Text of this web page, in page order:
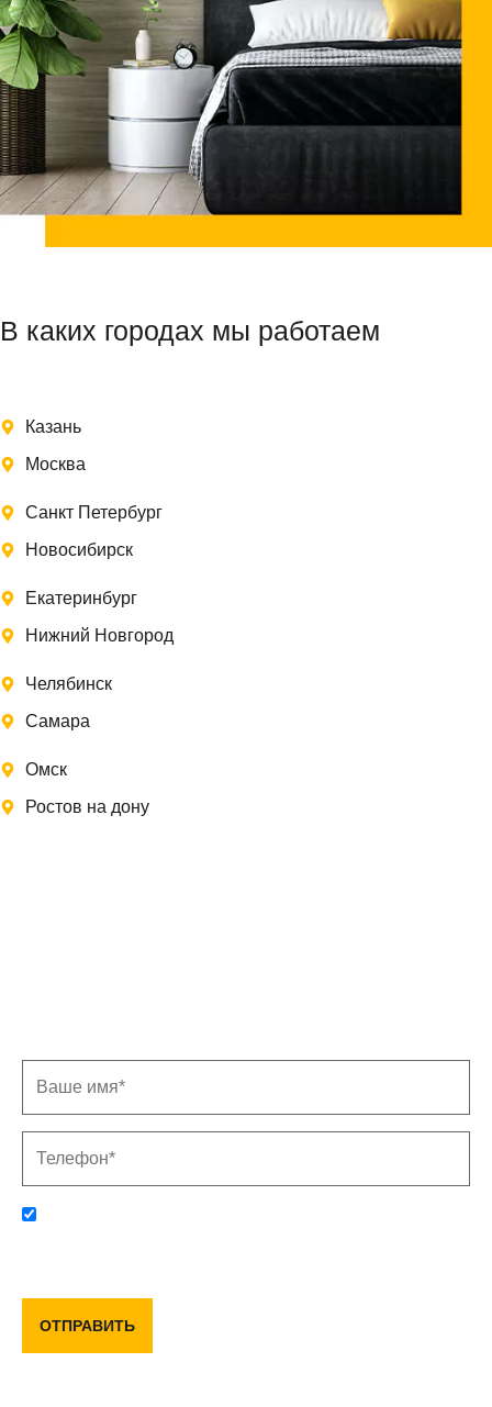
В каких городах мы работаем
Казань
Москва
Санкт Петербург
Новосибирск
Екатеринбург
Нижний Новгород
Челябинск
Самара
Омск
Ростов на дону
ОТПРАВИТЬ